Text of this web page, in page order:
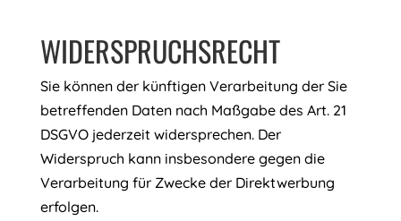
WIDERSPRUCHSRECHT
Sie können der künftigen Verarbeitung der Sie
betreffenden Daten nach Maßgabe des Art. 21
DSGVO jederzeit widersprechen. Der
Widerspruch kann insbesondere gegen die
Verarbeitung für Zwecke der Direktwerbung
erfolgen.